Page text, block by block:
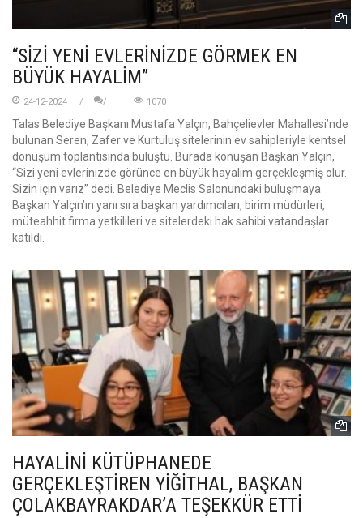
“SİZİ YENİ EVLERİNİZDE GÖRMEK EN
BÜYÜK HAYALİM”
24-12-2024 1070
Talas Belediye Başkanı Mustafa Yalçın, Bahçelievler Mahallesi’nde
bulunan Seren, Zafer ve Kurtuluş sitelerinin ev sahipleriyle kentsel
dönüşüm toplantısında buluştu. Burada konuşan Başkan Yalçın,
“Sizi yeni evlerinizde görünce en büyük hayalim gerçekleşmiş olur.
Sizin için varız” dedi. Belediye Meclis Salonundaki buluşmaya
Başkan Yalçın’ın yanı sıra başkan yardımcıları, birim müdürleri,
müteahhit firma yetkilileri ve sitelerdeki hak sahibi vatandaşlar
katıldı.
HAYALİNİ KÜTÜPHANEDE
GERÇEKLEŞTİREN YİĞİTHAL, BAŞKAN
ÇOLAKBAYRAKDAR’A TEŞEKKÜR ETTİ